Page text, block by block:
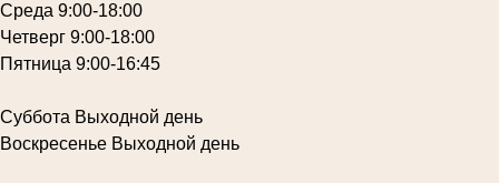
Среда 9:00-18:00
Четверг 9:00-18:00
Пятница 9:00-16:45
Суббота Выходной день
Воскресенье Выходной день